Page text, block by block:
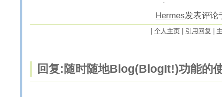
Hermes发表评论
个人主页 引用回复
回复:随时随地Blog(BlogIt!)功能的